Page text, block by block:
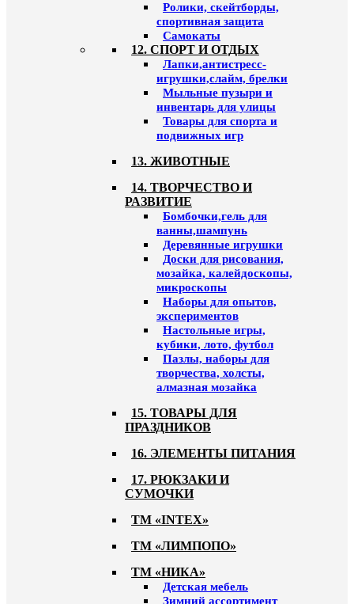
Ролики, скейтборды,
спортивная защита
Самокаты
12. СПОРТ И ОТДЫХ
Лапки,антистресс-
игрушки,слайм, брелки
Мыльные пузыри и
инвентарь для улицы
Товары для спорта и
подвижных игр
13. ЖИВОТНЫЕ
14. ТВОРЧЕСТВО И
РАЗВИТИЕ
Бомбочки,гель для
ванны,шампунь
Деревянные игрушки
Доски для рисования,
мозайка, калейдоскопы,
микроскопы
Наборы для опытов,
экспериментов
Настольные игры,
кубики, лото, футбол
Пазлы, наборы для
творчества, холсты,
алмазная мозайка
15. ТОВАРЫ ДЛЯ
ПРАЗДНИКОВ
16. ЭЛЕМЕНТЫ ПИТАНИЯ
17. РЮКЗАКИ И
СУМОЧКИ
ТМ «INTEX»
ТМ «ЛИМПОПО»
ТМ «НИКА»
Детская мебель
Зимний ассортимент